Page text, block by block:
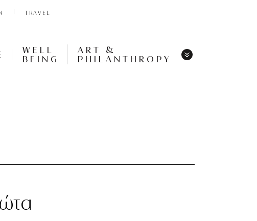
TRAVEL
WELL
BEING
ART &
PHILANTHROPY